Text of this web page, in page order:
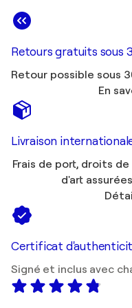
Retours gratuits sous
Retour possible sous
En
Livraison
Frais de port, droits
d'art
Certificat
Signé et inclus avec